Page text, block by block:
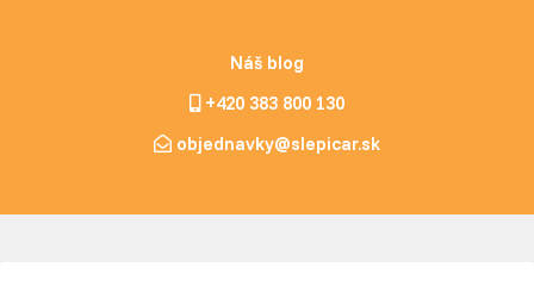
Náš blog
+420 383 800 130
objednavky@slepicar.sk